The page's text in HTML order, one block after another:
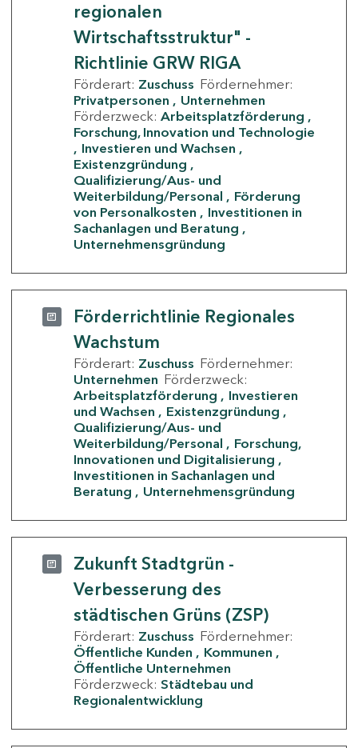
regionalen
Wirtschaftsstruktur" -
Richtlinie GRW RIGA
Förderart: Zuschuss Fördernehmer:
Privatpersonen
Unternehmen
Förderzweck: Arbeitsplatzförderung
Forschung, Innovation und Technologie
Investieren und Wachsen
Existenzgründung
Qualifizierung/Aus- und
Weiterbildung/Personal
Förderung
von Personalkosten
Investitionen in
Sachanlagen und Beratung
Unternehmensgründung
Förderrichtlinie Regionales
Wachstum
Förderart: Zuschuss Fördernehmer:
Unternehmen Förderzweck:
Arbeitsplatzförderung
Investieren
und Wachsen
Existenzgründung
Qualifizierung/Aus- und
Weiterbildung/Personal
Forschung,
Innovationen und Digitalisierung
Investitionen in Sachanlagen und
Beratung
Unternehmensgründung
Zukunft Stadtgrün -
Verbesserung des
städtischen Grüns (ZSP)
Förderart: Zuschuss Fördernehmer:
Öffentliche Kunden
Kommunen
Öffentliche Unternehmen
Förderzweck: Städtebau und
Regionalentwicklung